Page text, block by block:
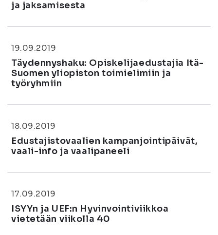
ja jaksamisesta
19.09.2019
Täydennyshaku: Opiskelijaedustajia Itä-
Suomen yliopiston toimielimiin ja
työryhmiin
18.09.2019
Edustajistovaalien kampanjointipäivät,
vaali-info ja vaalipaneeli
17.09.2019
ISYYn ja UEF:n Hyvinvointiviikkoa
vietetään viikolla 40